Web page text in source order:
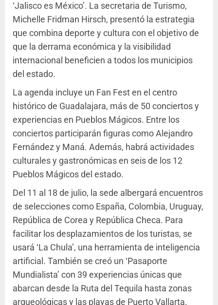
‘Jalisco es México’. La secretaria de Turismo,
Michelle Fridman Hirsch, presentó la estrategia
que combina deporte y cultura con el objetivo de
que la derrama económica y la visibilidad
internacional beneficien a todos los municipios
del estado.
La agenda incluye un Fan Fest en el centro
histórico de Guadalajara, más de 50 conciertos y
experiencias en Pueblos Mágicos. Entre los
conciertos participarán figuras como Alejandro
Fernández y Maná. Además, habrá actividades
culturales y gastronómicas en seis de los 12
Pueblos Mágicos del estado.
Del 11 al 18 de julio, la sede albergará encuentros
de selecciones como España, Colombia, Uruguay,
República de Corea y República Checa. Para
facilitar los desplazamientos de los turistas, se
usará ‘La Chula’, una herramienta de inteligencia
artificial. También se creó un ‘Pasaporte
Mundialista’ con 39 experiencias únicas que
abarcan desde la Ruta del Tequila hasta zonas
arqueológicas y las playas de Puerto Vallarta.